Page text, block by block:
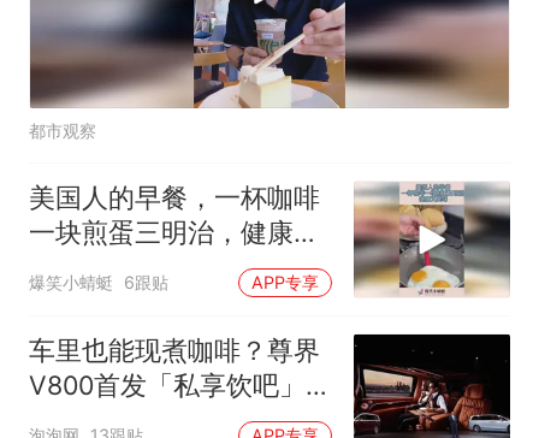
都市观察
美国人的早餐，一杯咖啡
一块煎蛋三明治，健康又
美味！
爆笑小蜻蜓 6跟贴 APP专享
车里也能现煮咖啡？尊界
V800首发「私享饮吧」，
把星巴克搬上了路！